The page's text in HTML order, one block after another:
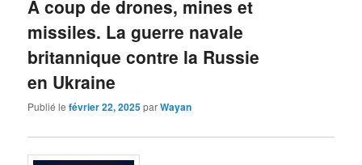
À coup de drones, mines et
missiles. La guerre navale
britannique contre la Russie
en Ukraine
Publié lefévrier 22, 2025parWayan